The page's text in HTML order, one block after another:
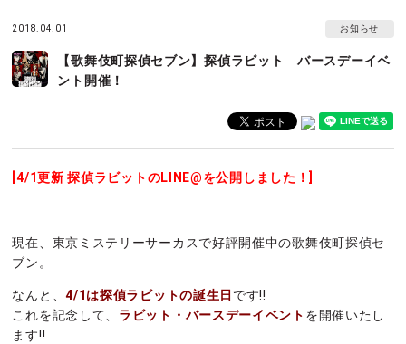
2018.04.01 お知らせ
【歌舞伎町探偵セブン】探偵ラビット バースデーイベ
ント開催！
[4/1更新 探偵ラビットのLINE@を公開しました！]
現在、東京ミステリーサーカスで好評開催中の歌舞伎町探偵セ
ブン。
なんと、4/1は探偵ラビットの誕生日 です!!
これを記念して、 ラビット・バースデーイベント を開催いたし
ます!!